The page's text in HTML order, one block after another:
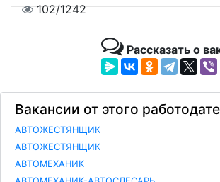
102/1242
Рассказать о
Вакансии от этого
АВТОЖЕСТЯНЩИК
АВТОЖЕСТЯНЩИК
АВТОМЕХАНИК